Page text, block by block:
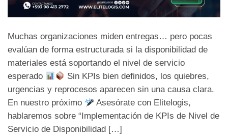
Muchas organizaciones miden entregas… pero pocas
evalúan de forma estructurada si la disponibilidad de
materiales está soportando el nivel de servicio
esperado
Sin KPIs bien definidos, los quiebres,
urgencias y reprocesos aparecen sin una causa clara.
En nuestro próximo
Asesórate con Elitelogis,
hablaremos sobre “Implementación de KPIs de Nivel de
Servicio de Disponibilidad […]